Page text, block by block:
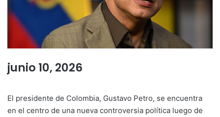
junio 10, 2026
El presidente de Colombia, Gustavo Petro, se encuentra
en el centro de una nueva controversia política luego de